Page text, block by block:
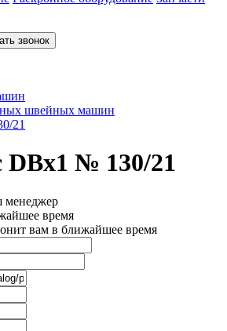
звонок
швейных машин
21
DBx1 № 130/21
менеджер
время
вам в ближайшее время